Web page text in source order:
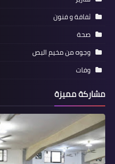
أخبار البص
*وحدة ش♡هداء
احتفاء بذكرى مولد
ثفافة و فنون
صحة
وجوه من مخيم البص
وفات
مشاركة مميزة